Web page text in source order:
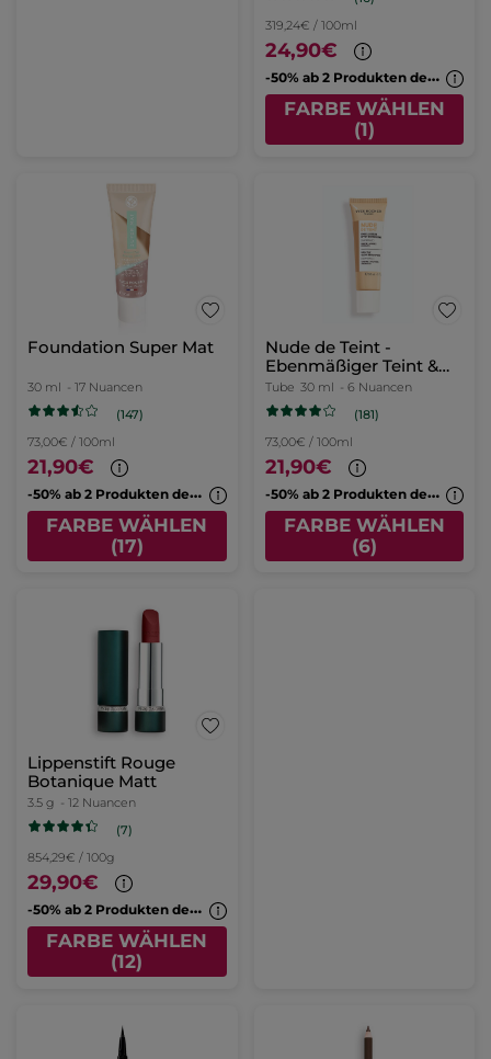
319,24€ / 100ml
24,90€
-
50% ab 2 Produkten deiner Wahl
FARBE WÄHLEN
(1)
Foundation Super Mat
30 ml - 17 Nuancen
(147)
73,00€ / 100ml
21,90€
-
50% ab 2 Produkten deiner Wahl
FARBE WÄHLEN
(17)
Nude de Teint -
Ebenmäßiger Teint &
Glow
Tube 30 ml - 6 Nuancen
(181)
73,00€ / 100ml
21,90€
-
50% ab 2 Produkten deiner Wahl
FARBE WÄHLEN
(6)
Lippenstift Rouge
Botanique Matt
3.5 g - 12 Nuancen
(7)
854,29€ / 100g
29,90€
-
50% ab 2 Produkten deiner Wahl
FARBE WÄHLEN
(12)